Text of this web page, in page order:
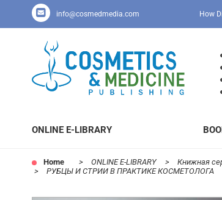
info@cosmedmedia.com How
ONLINE E-LIBRARY
Home ONLINE E-LIBRARY Книжная
РУБЦЫ И СТРИИ В ПРАКТИКЕ КОСМЕТОЛОГА